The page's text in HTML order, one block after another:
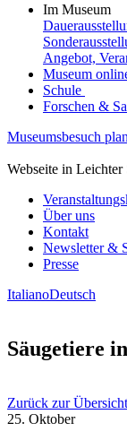
Im Museum
Angebot,
Museum
Schule
Forschen &
Museumsbesuch
Webseite in Leichter
Über uns
Kontakt
Newsletter &
Presse
ItalianoDeutsch
Säugetiere
Zurück zur Übersicht
25. Oktober